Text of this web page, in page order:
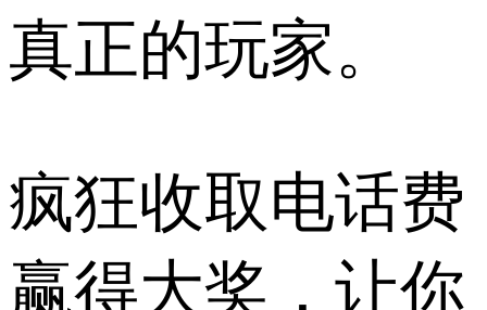
真正的玩家。
疯狂收取电话费
赢得大奖，让你